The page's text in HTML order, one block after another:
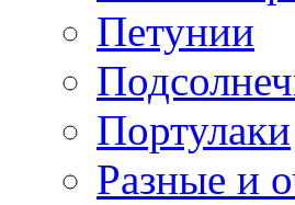
Петунии
Портулаки
Разные и